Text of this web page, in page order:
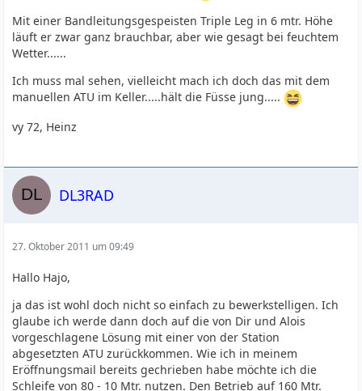
Mit einer Bandleitungsgespeisten Triple Leg in 6 mtr. Höhe
läuft er zwar ganz brauchbar, aber wie gesagt bei feuchtem
Wetter......
Ich muss mal sehen, vielleicht mach ich doch das mit dem
manuellen ATU im Keller.....hält die Füsse jung.....
vy 72, Heinz
DL3RAD
27. Oktober 2011 um 09:49
Hallo Hajo,
ja das ist wohl doch nicht so einfach zu bewerkstelligen. Ich
glaube ich werde dann doch auf die von Dir und Alois
vorgeschlagene Lösung mit einer von der Station
abgesetzten ATU zurückkommen. Wie ich in meinem
Eröffnungsmail bereits gechrieben habe möchte ich die
Schleife von 80 - 10 Mtr. nutzen. Den Betrieb auf 160 Mtr.